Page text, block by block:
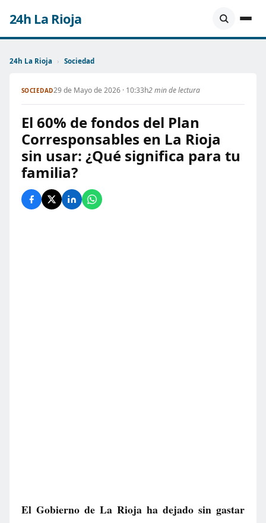
24h La Rioja
24h La Rioja › Sociedad
SOCIEDAD29 de Mayo de 2026 · 10:33h2 min de lectura
El 60% de fondos del Plan
Corresponsables en La Rioja
sin usar: ¿Qué significa para tu
familia?
El Gobierno de La Rioja ha dejado sin gastar